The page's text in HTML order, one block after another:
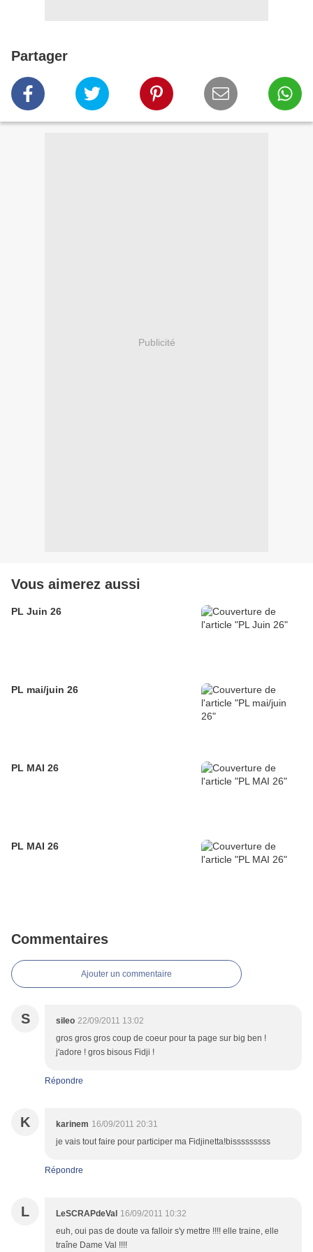
Partager
Publicité
Vous aimerez aussi
PL Juin 26
PL mai/juin 26
PL MAI 26
PL MAI 26
Commentaires
Ajouter un commentaire
S sileo 22/09/2011 13:02
gros gros gros coup de coeur pour ta page sur big ben !
j'adore ! gros bisous Fidji !
Répondre
K karinem 16/09/2011 20:31
je vais tout faire pour participer ma Fidjinetta!bisssssssss
Répondre
L LeSCRAPdeVal 16/09/2011 10:32
euh, oui pas de doute va falloir s'y mettre !!!! elle traine, elle
traîne Dame Val !!!!